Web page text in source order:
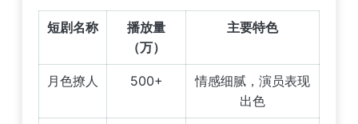
短剧名称
播放量
（万）
主要特色
月色撩人 500+
情感细腻，演员表现
出色